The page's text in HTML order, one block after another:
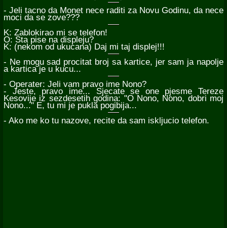
- Jeli tacno da Monet nece raditi za Novu Godinu, da nece
moci da se zove???
K: Zablokirao mi se telefon!
O: Sta pise na displeju?
K: (nekom od ukucana) Daj mi taj displej!!!
- Ne mogu sad procitat broj sa kartice, jer sam ja napolje
a kartica je u kucu...
- Operater: Jeli vam pravo ime Nono?
- Jeste, pravo ime... Sjecate se one pjesme Tereze
Kesovije iz sezdesetih godina: "O Nono, Nono, dobri moj
Nono..." E, tu mi je pukla pogibija...
- Ako me ko tu nazove, recite da sam iskljucio telefon.